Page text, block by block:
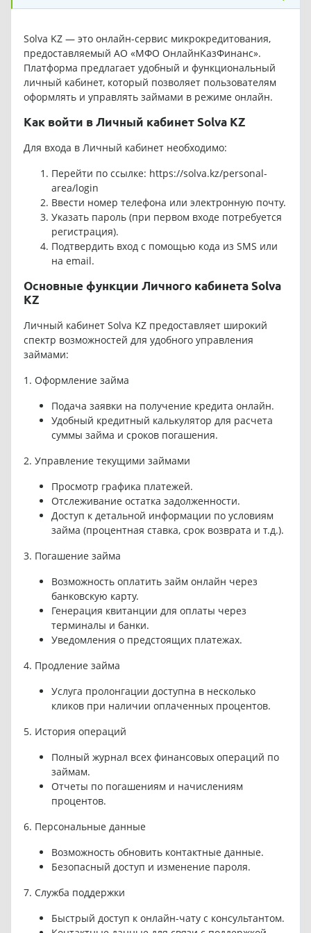
Solva KZ — это онлайн-сервис микрокредитования,
предоставляемый АО «МФО ОнлайнКазФинанс».
Платформа предлагает удобный и функциональный
личный кабинет, который позволяет пользователям
оформлять и управлять займами в режиме онлайн.
Как войти в Личный кабинет Solva KZ
Для входа в Личный кабинет необходимо:
Перейти по ссылке: https://solva.kz/personal-
area/login
Ввести номер телефона или электронную почту.
Указать пароль (при первом входе потребуется
регистрация).
Подтвердить вход с помощью кода из SMS или
на email.
Основные функции Личного кабинета Solva
KZ
Личный кабинет Solva KZ предоставляет широкий
спектр возможностей для удобного управления
займами:
1. Оформление займа
Подача заявки на получение кредита онлайн.
Удобный кредитный калькулятор для расчета
суммы займа и сроков погашения.
2. Управление текущими займами
Просмотр графика платежей.
Отслеживание остатка задолженности.
Доступ к детальной информации по условиям
займа (процентная ставка, срок возврата и т.д.).
3. Погашение займа
Возможность оплатить займ онлайн через
банковскую карту.
Генерация квитанции для оплаты через
терминалы и банки.
Уведомления о предстоящих платежах.
4. Продление займа
Услуга пролонгации доступна в несколько
кликов при наличии оплаченных процентов.
5. История операций
Полный журнал всех финансовых операций по
займам.
Отчеты по погашениям и начислениям
процентов.
6. Персональные данные
Возможность обновить контактные данные.
Безопасный доступ и изменение пароля.
7. Служба поддержки
Быстрый доступ к онлайн-чату с консультантом.